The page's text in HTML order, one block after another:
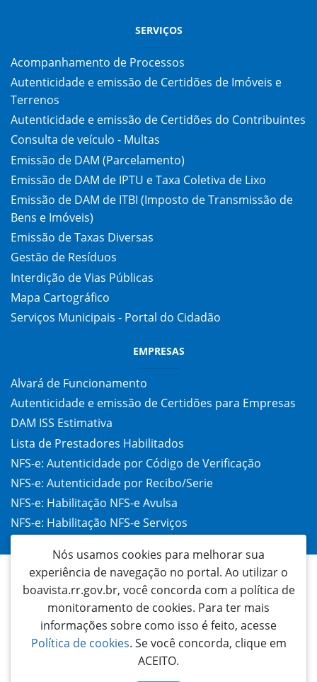
SERVIÇOS
Acompanhamento de Processos
Autenticidade e emissão de Certidões de Imóveis e
Terrenos
Autenticidade e emissão de Certidões do Contribuintes
Consulta de veículo - Multas
Emissão de DAM (Parcelamento)
Emissão de DAM de IPTU e Taxa Coletiva de Lixo
Emissão de DAM de ITBI (Imposto de Transmissão de
Bens e Imóveis)
Emissão de Taxas Diversas
Gestão de Resíduos
Interdição de Vias Públicas
Mapa Cartográfico
Serviços Municipais - Portal do Cidadão
EMPRESAS
Alvará de Funcionamento
Autenticidade e emissão de Certidões para Empresas
DAM ISS Estimativa
Lista de Prestadores Habilitados
NFS-e: Autenticidade por Código de Verificação
NFS-e: Autenticidade por Recibo/Serie
NFS-e: Habilitação NFS-e Avulsa
NFS-e: Habilitação NFS-e Serviços
Prefeitura Municipal de Boa Vista
Nós usamos cookies para melhorar sua
experiência de navegação no portal. Ao utilizar o
boavista.rr.gov.br, você concorda com a política de
monitoramento de cookies. Para ter mais
informações sobre como isso é feito, acesse
Política de cookies. Se você concorda, clique em
ACEITO.